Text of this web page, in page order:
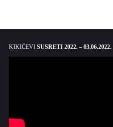
KIKIĆEVI SUSRETI 2022. – 03.06.2022.